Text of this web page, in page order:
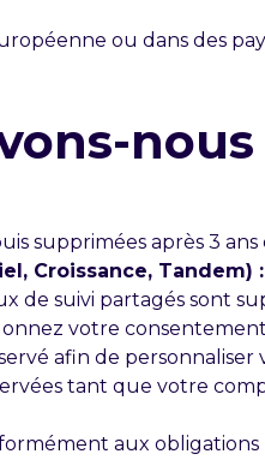
ou dans des
supprimées après 3 ans
Croissance, Tandem) :
suivi partagés sont
votre
afin de
tant que votre
aux obligations